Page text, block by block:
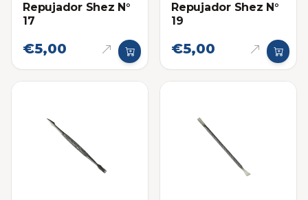
Repujador Shez N°
17
€5,00
Repujador Shez N°
19
€5,00